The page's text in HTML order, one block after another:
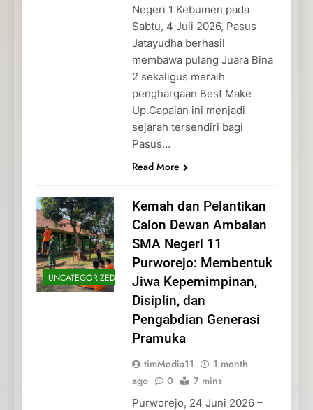
Negeri 1 Kebumen pada
Sabtu, 4 Juli 2026, Pasus
Jatayudha berhasil
membawa pulang Juara Bina
2 sekaligus meraih
penghargaan Best Make
Up.Capaian ini menjadi
sejarah tersendiri bagi
Pasus…
Read More
UNCATEGORIZED
Kemah dan Pelantikan
Calon Dewan Ambalan
SMA Negeri 11
Purworejo: Membentuk
Jiwa Kepemimpinan,
Disiplin, dan
Pengabdian Generasi
Pramuka
timMedia11
1 month
ago
0 7 mins
Purworejo, 24 Juni 2026 –